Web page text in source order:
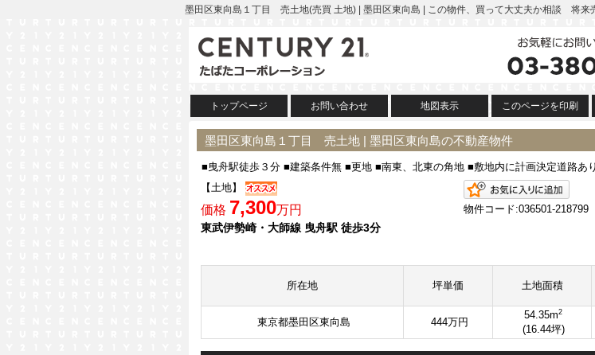
墨田区東向島１丁目 売土地(売買 土地) | 墨田区東向島 | この物件、買って大丈夫か相談 将
トップページ お問い合わせ 地図表示 このページを印刷
墨田区東向島１丁目 売土地 | 墨田区東向島の不動産物件
■曳舟駅徒歩３分 ■建築条件無 ■更地 ■南東、北東の角地 ■敷地内に計画決定道路あり
【土地】
価格 7,300万円
東武伊勢崎・大師線 曳舟駅 徒歩3分
お
物件コード:036501-218799
所在地 坪単価 土地面積
東京都墨田区東向島 444万円
54.35m2
(16.44坪)